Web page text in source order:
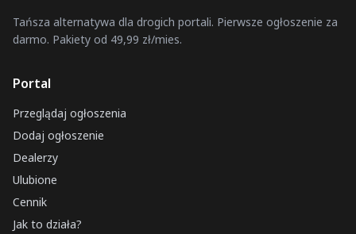
Tańsza alternatywa dla drogich portali. Pierwsze ogłoszenie za
darmo. Pakiety od 49,99 zł/mies.
Portal
Przeglądaj ogłoszenia
Dodaj ogłoszenie
Dealerzy
Ulubione
Cennik
Jak to działa?